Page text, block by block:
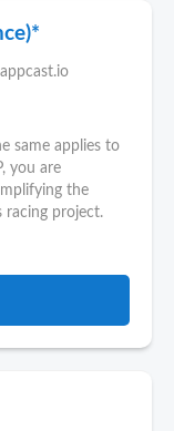
appcast.io
same applies to
you are
the
racing project.